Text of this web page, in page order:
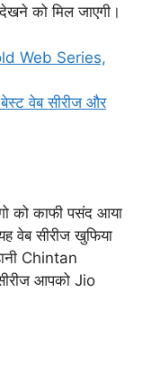
को मिल जाएगी।
Web Series,
वेब सीरीज और
को काफी पसंद आया
वेब सीरीज खुफिया
Chintan
आपको Jio